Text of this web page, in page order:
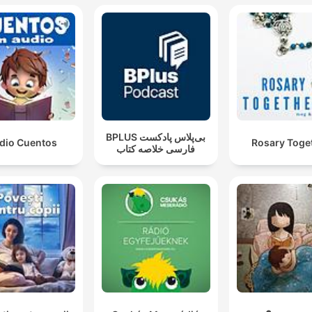
Cuentos
‌BPLUS بی‌پلاس پادکست
فارسی خلاصه کتاب
Rosary